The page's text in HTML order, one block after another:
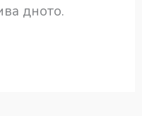
дното.